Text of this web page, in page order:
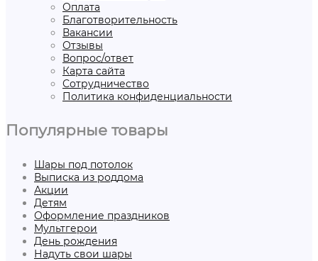
Оплата
Благотворительность
Вакансии
Отзывы
Вопрос/ответ
Карта сайта
Сотрудничество
Политика конфиденциальности
Популярные товары
Шары под потолок
Выписка из роддома
Акции
Детям
Оформление праздников
Мультгерои
День рождения
Надуть свои шары